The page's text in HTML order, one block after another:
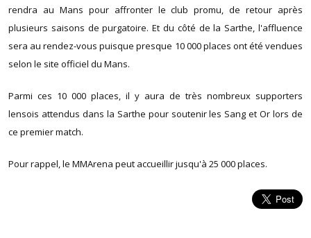
rendra au Mans pour affronter le club promu, de retour après
plusieurs saisons de purgatoire. Et du côté de la Sarthe, l'affluence
sera au rendez-vous puisque presque 10 000 places ont été vendues
selon le site officiel du Mans.
Parmi ces 10 000 places, il y aura de très nombreux supporters
lensois attendus dans la Sarthe pour soutenir les Sang et Or lors de
ce premier match.
Pour rappel, le MMArena peut accueillir jusqu'à 25 000 places.